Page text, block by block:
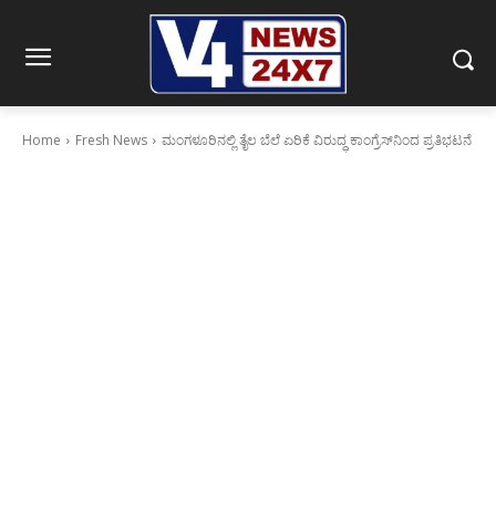
Home Fresh News ಮಂಗಳೂರಿನಲ್ಲಿ ತೈಲ ಬೆಲೆ ಏರಿಕೆ ವಿರುದ್ಧ ಕಾಂಗ್ರೆಸ್‌ನಿಂದ ಪ್ರತಿಭಟನೆ